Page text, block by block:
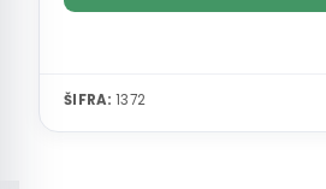
ŠIFRA: 1372